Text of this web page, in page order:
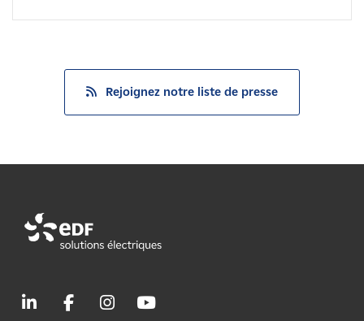
Rejoignez notre liste de presse